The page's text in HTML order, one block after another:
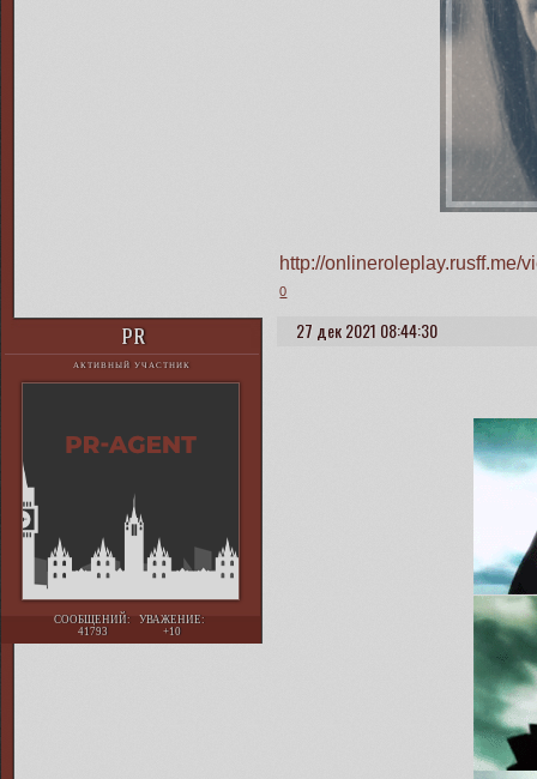
http://
0
27 дек 2021 08:44:30
PR
АКТИВНЫЙ УЧАСТНИК
СООБЩЕНИЙ:
41793
УВАЖЕНИЕ:
+10